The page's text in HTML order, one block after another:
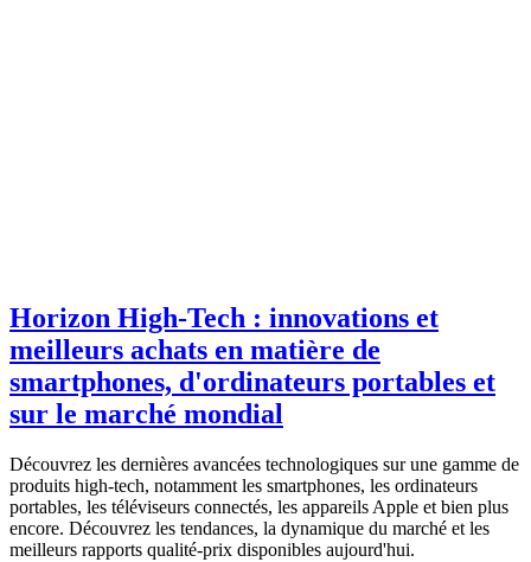
Horizon High-Tech : innovations et
meilleurs achats en matière de
smartphones, d'ordinateurs portables et
sur le marché mondial
Découvrez les dernières avancées technologiques sur une gamme de
produits high-tech, notamment les smartphones, les ordinateurs
portables, les téléviseurs connectés, les appareils Apple et bien plus
encore. Découvrez les tendances, la dynamique du marché et les
meilleurs rapports qualité-prix disponibles aujourd'hui.